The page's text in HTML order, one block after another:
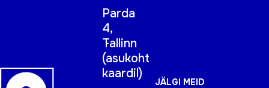
Parda
4,
Tallinn
(asukoht
kaardil)
JÄLGI MEID